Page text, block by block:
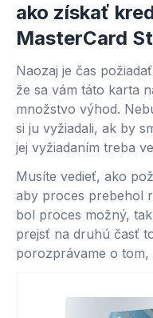
ako získať
MasterCard
Naozaj je čas
že sa vám táto karta
množstvo výhod.
si ju vyžiadali, ak by
jej vyžiadaním treba
Musíte vedieť, ako
aby proces prebehol
bol proces možný,
prejsť na druhú časť
porozprávame o tom,